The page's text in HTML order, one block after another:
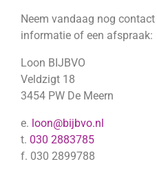
Neem vandaag nog
informatie of een afspraak:
Loon BIJBVO
Veldzigt 18
3454 PW De Meern
e. loon@bijbvo.nl
t. 030 2883785
f. 030 2899788